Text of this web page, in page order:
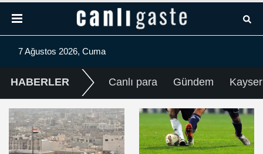
7 Ağustos 2026, Cuma
HABERLER Canlı para Gündem